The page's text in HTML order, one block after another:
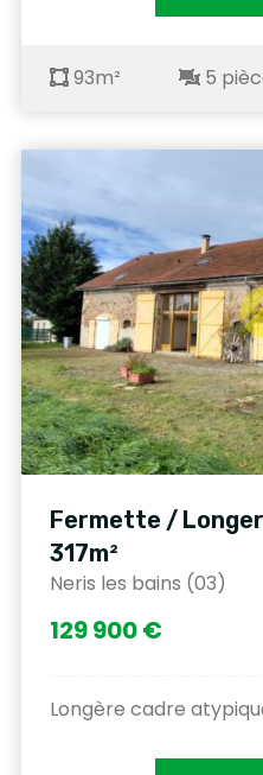
93m² 5
Fermette /
317m²
Neris les bains (03)
129 900 €
Longère cadre